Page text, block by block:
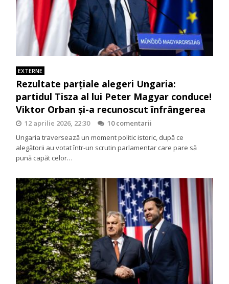
EXTERNE
Rezultate parțiale alegeri Ungaria:
partidul Tisza al lui Peter Magyar conduce!
Viktor Orban și-a recunoscut înfrângerea
12 aprilie 2026, 22:30
10 comentarii
Ungaria traversează un moment politic istoric, după ce
alegătorii au votat într-un scrutin parlamentar care pare să
pună capăt celor…